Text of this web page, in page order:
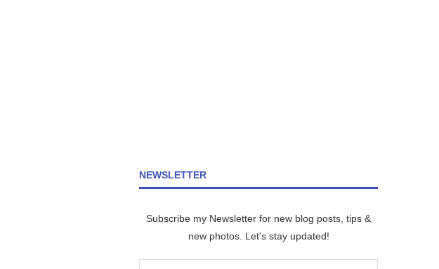
NEWSLETTER
Subscribe my Newsletter for new blog posts, tips &
new photos. Let's stay updated!